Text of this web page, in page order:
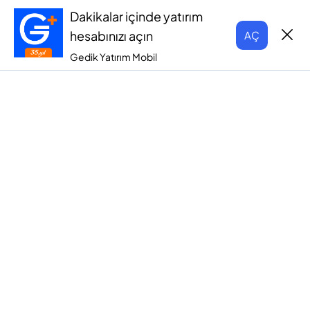
Dakikalar içinde yatırım
hesabınızı açın
Gedik Yatırım Mobil
AÇ